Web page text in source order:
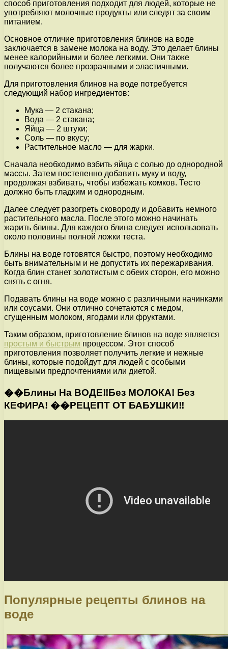
способ приготовления подходит для людей, которые не
употребляют молочные продукты или следят за своим
питанием.
Основное отличие приготовления блинов на воде
заключается в замене молока на воду. Это делает блины
менее калорийными и более легкими. Они также
получаются более прозрачными и эластичными.
Для приготовления блинов на воде потребуется
следующий набор ингредиентов:
Мука — 2 стакана;
Вода — 2 стакана;
Яйца — 2 штуки;
Соль — по вкусу;
Растительное масло — для жарки.
Сначала необходимо взбить яйца с солью до однородной
массы. Затем постепенно добавить муку и воду,
продолжая взбивать, чтобы избежать комков. Тесто
должно быть гладким и однородным.
Далее следует разогреть сковороду и добавить немного
растительного масла. После этого можно начинать
жарить блины. Для каждого блина следует использовать
около половины полной ложки теста.
Блины на воде готовятся быстро, поэтому необходимо
быть внимательным и не допустить их пережаривания.
Когда блин станет золотистым с обеих сторон, его можно
снять с огня.
Подавать блины на воде можно с различными начинками
или соусами. Они отлично сочетаются с медом,
сгущенным молоком, ягодами или фруктами.
Таким образом, приготовление блинов на воде является
простым и быстрым процессом. Этот способ
приготовления позволяет получить легкие и нежные
блины, которые подойдут для людей с особыми
пищевыми предпочтениями или диетой.
��Блины На ВОДЕ‼️Без МОЛОКА! Без
КЕФИРА! ��РЕЦЕПТ ОТ БАБУШКИ‼️
Популярные рецепты блинов на
воде